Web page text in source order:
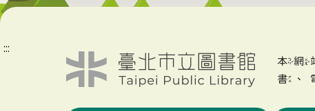
:::
本網
書、